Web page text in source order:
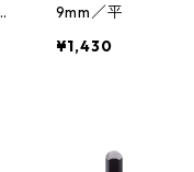
9mm／平
¥1,430